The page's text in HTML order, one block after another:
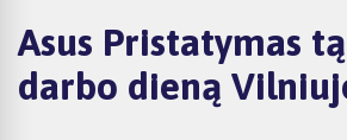
Asus Pristatymas
darbo dieną